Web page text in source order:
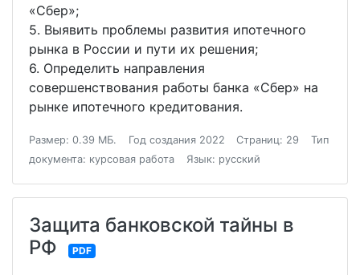
«Сбер»;
5. Выявить проблемы развития ипотечного
рынка в России и пути их решения;
6. Определить направления
совершенствования работы банка «Сбер» на
рынке ипотечного кредитования.
Размер: 0.39 МБ. Год создания 2022 Страниц: 29
Тип
документа: курсовая работа
Язык: русский
Защита банковской тайны в
РФ
PDF